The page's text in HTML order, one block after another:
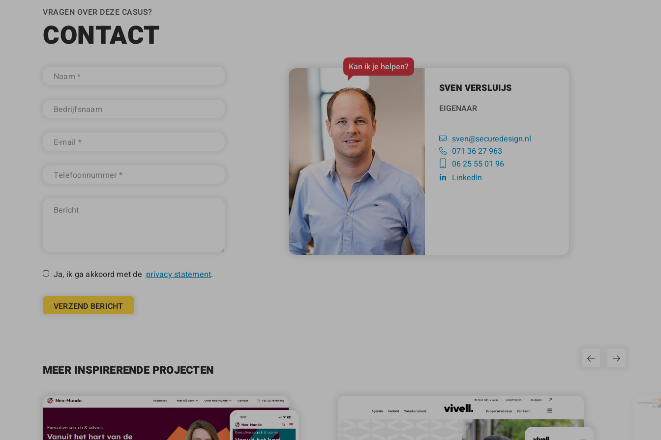
VRAGEN OVER DEZE CASUS?
CONTACT
Ja, ik ga akkoord met de privacy statement.
VERZEND BERICHT
Kan ik je helpen?
SVEN VERSLUIJS
EIGENAAR
sven@securedesign.nl
071 36 27 963
06 25 55 01 96
LinkedIn
MEER INSPIRERENDE PROJECTEN